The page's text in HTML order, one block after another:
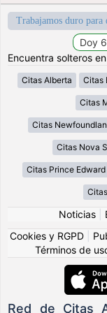
Trabajamos duro
Encuentra solteros
Citas Alberta Citas
Citas
Citas
Citas Nova
Citas Prince Edward
Noticias
Cookies y RGPD
Términos de
Red de Citas